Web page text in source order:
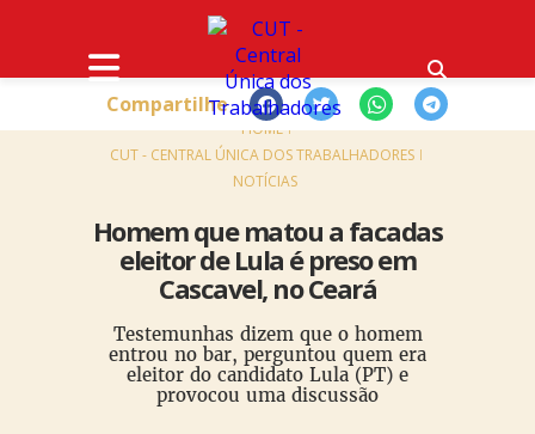
HOME
CUT - CENTRAL ÚNICA DOS TRABALHADORES
NOTÍCIAS
Homem que matou a facadas
eleitor de Lula é preso em
Cascavel, no Ceará
Testemunhas dizem que o homem
entrou no bar, perguntou quem era
eleitor do candidato Lula (PT) e
provocou uma discussão
Compartilhe